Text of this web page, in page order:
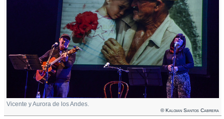
Vicente y Aurora de los Andes.
© Kaloian Santos Cabrera